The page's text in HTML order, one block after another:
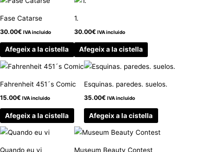
Fase Catarse
30.00€ IVA incluido
Afegeix a la cistella
1.
30.00€ IVA incluido
Afegeix a la cistella
Fahrenheit 451´s Comic
15.00€ IVA incluido
Afegeix a la cistella
Esquinas. paredes. suelos.
35.00€ IVA incluido
Afegeix a la cistella
Quando eu vi Museum Beauty Contest